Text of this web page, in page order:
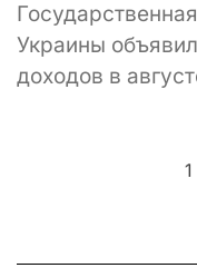
Украины
доходов в
Впечатляющая 1